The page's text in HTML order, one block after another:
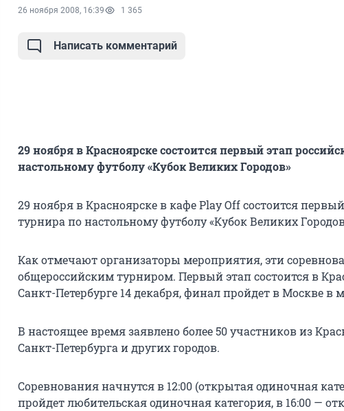
26 ноября 2008, 16:39 1 365
Написать комментарий
29 ноября в Красноярске состоится первый этап
настольному футболу «Кубок Великих Городов»
29 ноября в Красноярске в кафе Play Off состоится
турнира по настольному футболу «Кубок Великих
Как отмечают организаторы мероприятия, эти
общероссийским турниром. Первый этап состоится в
Санкт-Петербурге 14 декабря, финал пройдет в Москве в
В настоящее время заявлено более 50 участников из
Санкт-Петербурга и других городов.
Соревнования начнутся в 12:00 (открытая одиночная
пройдет любительская одиночная категория, в 16:00 —